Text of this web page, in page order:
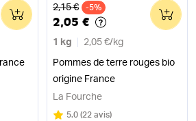
0 Ancien prix
2,15 € -5%
2,05 €
1 kg 2,05 €/ kg
Pommes de terre rouges bio
origine France
0
La Fourche
Note
5.0 sur 5
(22 avis)